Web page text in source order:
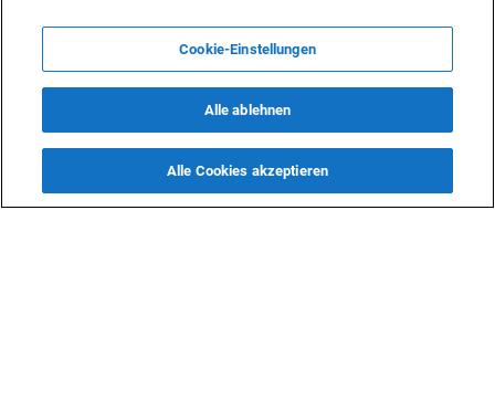
International
Bulgarien führt eine Steuer auf den Transit von
russischem Gas ein
Wirtschaft 29 September 2023 15:25
Bulgarien erhöhte Gasimporte aus Aserbaidschan
Cookie-Einstellungen
Alle ablehnen
Alle Cookies akzeptieren